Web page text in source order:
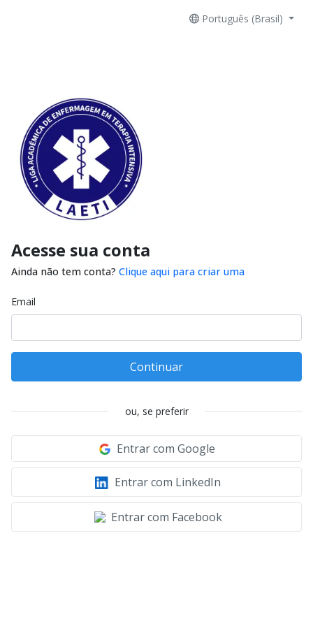
Português (Brasil)
Acesse sua conta
Ainda não tem conta? Clique aqui para criar uma
Email
Continuar
ou, se preferir
Entrar com Google
Entrar com LinkedIn
Entrar com Facebook